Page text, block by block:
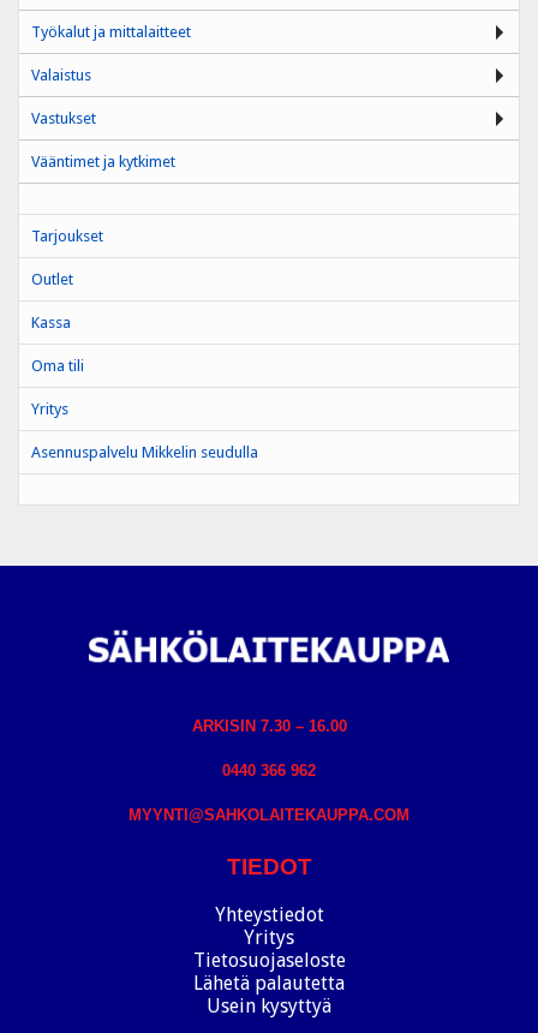
Työkalut ja mittalaitteet
Valaistus
Vastukset
Vääntimet ja kytkimet
Tarjoukset
Outlet
Kassa
Oma tili
Yritys
Asennuspalvelu Mikkelin seudulla
ARKISIN 7.30 – 16.00
0440 366 962
MYYNTI@SAHKOLAITEKAUPPA.COM
TIEDOT
Yhteystiedot
Yritys
Tietosuojaseloste
Lähetä palautetta
Usein kysyttyä